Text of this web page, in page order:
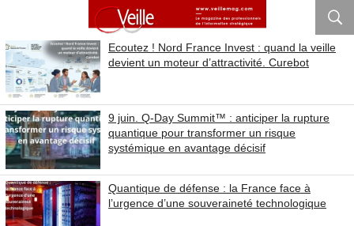
Ecoutez ! Nord France Invest : quand la veille
devient un moteur d’attractivité. Curebot
9 juin. Q-Day Summit™ : anticiper la rupture
quantique pour transformer un risque
systémique en avantage décisif
Quantique de défense : la France face à
l’urgence d’une souveraineté technologique